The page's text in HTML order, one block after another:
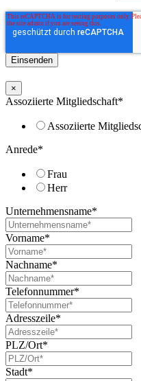
×
Assoziierte Mitgliedschaft*
Assoziierte
Anrede*
Frau
Herr
Unternehmensname*
Vorname*
Nachname*
Telefonnummer*
Adresszeile*
PLZ/Ort*
Stadt*